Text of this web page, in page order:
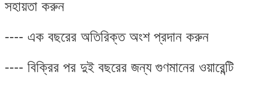
সহায়তা করুন
---- এক বছরের অতিরিক্ত অংশ প্রদান করুন
---- বিক্রির পর দুই বছরের জন্য গুণমানের ওয়ারেন্টি